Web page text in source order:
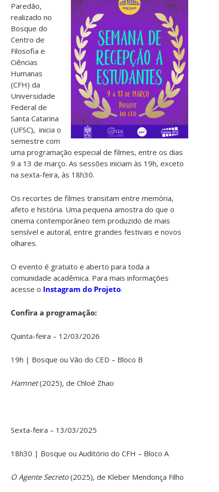
Paredão,
realizado no
Bosque do
Centro de
Filosofia e
Ciências
Humanas
(CFH) da
Universidade
Federal de
Santa Catarina
(UFSC), inicia o
semestre com
uma programação especial de filmes, entre os dias
9 a 13 de março. As sessões iniciam às 19h, exceto
na sexta-feira, às 18h30.
Os recortes de filmes transitam entre memória,
afeto e história. Uma pequena amostra do que o
cinema contemporâneo tem produzido de mais
sensível e autoral, entre grandes festivais e novos
olhares.
O evento é gratuito e aberto para toda a
comunidade acadêmica. Para mais informações
acesse o Instagram do Projeto.
Confira a programação:
Quinta-feira – 12/03/2026
19h | Bosque ou Vão do CED – Bloco B
Hamnet(2025), de Chloé Zhao
Sexta-feira – 13/03/2025
18h30 | Bosque ou Auditório do CFH – Bloco A
O Agente Secreto(2025), de Kleber Mendonça Filho